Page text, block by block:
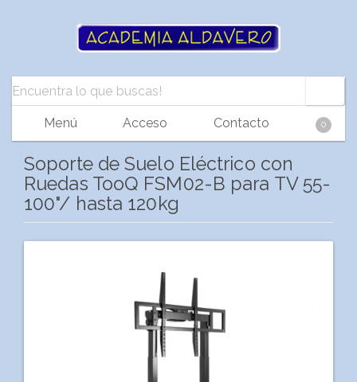
Menú Acceso Contacto 0
Soporte de Suelo Eléctrico con
Ruedas TooQ FSM02-B para TV 55-
100"/ hasta 120kg